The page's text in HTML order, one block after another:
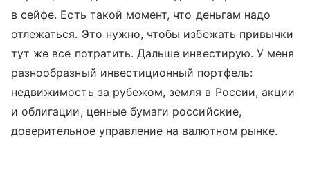
в сейфе. Есть такой момент, что деньгам надо
отлежаться. Это нужно, чтобы избежать привычки
тут же все потратить. Дальше инвестирую. У меня
разнообразный инвестиционный портфель:
недвижимость за рубежом, земля в России, акции
и облигации, ценные бумаги российские,
доверительное управление на валютном рынке.